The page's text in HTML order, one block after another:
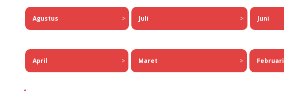
Agustus > Juli > Juni
April > Maret > Februari